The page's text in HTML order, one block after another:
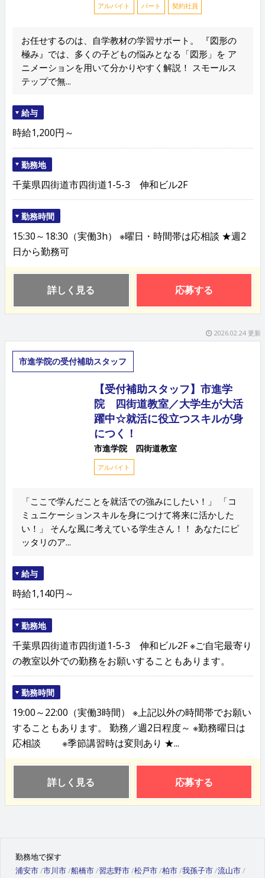
アルバイト パート 契約社員
お任せするのは、自学教材の学習サポート。 『図形の
極み』では、多くの子どもの悩みとなる「図形」を ア
ニメーションを用いて分かりやすく解説！ スモールス
テップで無...
給与
時給1,200円～
勤務地
千葉県四街道市四街道1-5-3 伸和ビル2F
勤務時間
15:30～18:30（実働3h） ※曜日・時間帯は応相談 ★週2
日から勤務可
詳しく見る 応募する
2026.02.24 更新
市進学院の受付補助スタッフ
【受付補助スタッフ】市進学
院 四街道教室／大学生が大活
躍中☆就活に役立つスキルが身
につく！
市進学院 四街道教室
アルバイト
「ここで学んだことを就活での強みにしたい！」 「コ
ミュニケーションスキルを身につけて将来に活かした
い！」 そんな風に考えている学生さん！！ あなたにピ
ッタリのア...
給与
時給1,140円～
勤務地
千葉県四街道市四街道1-5-3 伸和ビル2F ※ご自宅最寄り
の教室以外での勤務をお願いすることもあります。
勤務時間
19:00～22:00（実働3時間） ※上記以外の時間帯でお願い
することもあります。 勤務／週2日程度～ ※勤務曜日は
応相談 ※季節講習時は変則あり ★...
詳しく見る 応募する
勤務地で探す
浦安市 市川市 船橋市 習志野市 松戸市 柏市 我孫子市 流山市